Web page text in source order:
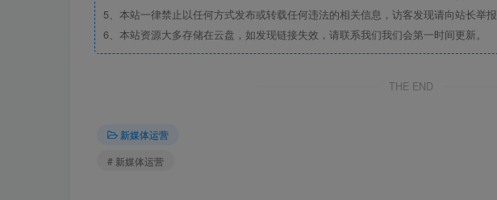
5、本站一律禁止以任何方式发布或转载任何违法的相关信息，访客发现请向站长举报
6、本站资源大多存储在云盘，如发现链接失效，请联系我们我们会第一时间更新。
THE END
新媒体运营
# 新媒体运营